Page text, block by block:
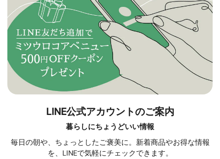
LINE公式アカウントのご案内
暮らしにちょうどいい情報
毎日の朝や、ちょっとしたご褒美に。新着商品やお得な情報
を、LINEで気軽にチェックできます。